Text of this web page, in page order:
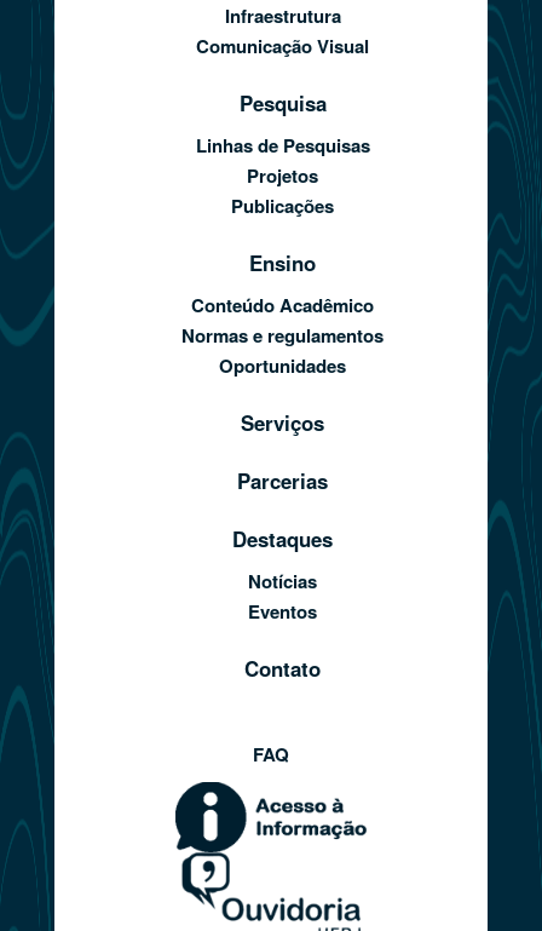
Infraestrutura
Comunicação Visual
Pesquisa
Linhas de Pesquisas
Projetos
Publicações
Ensino
Conteúdo Acadêmico
Normas e regulamentos
Oportunidades
Serviços
Parcerias
Destaques
Notícias
Eventos
Contato
FAQ